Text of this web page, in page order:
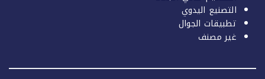
التصنيع اليدوي
تطبيقات الجوال
غير مصنف